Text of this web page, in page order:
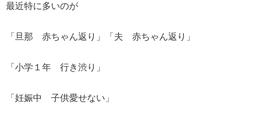
最近特に多いのが
「旦那 赤ちゃん返り」「夫 赤ちゃん返り」
「小学１年 行き渋り」
「妊娠中 子供愛せない」